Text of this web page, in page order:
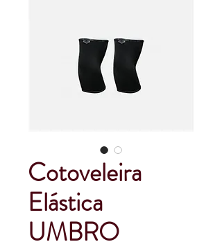
Cotoveleira
Elástica
UMBRO